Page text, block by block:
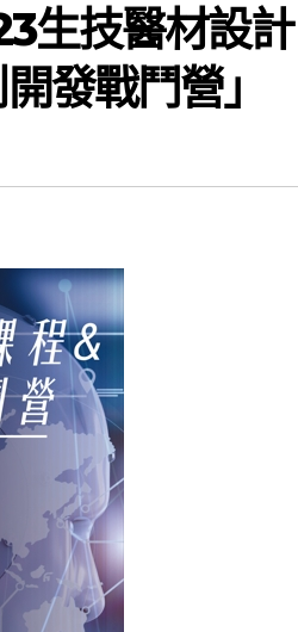
生技醫材設計
發戰鬥營」